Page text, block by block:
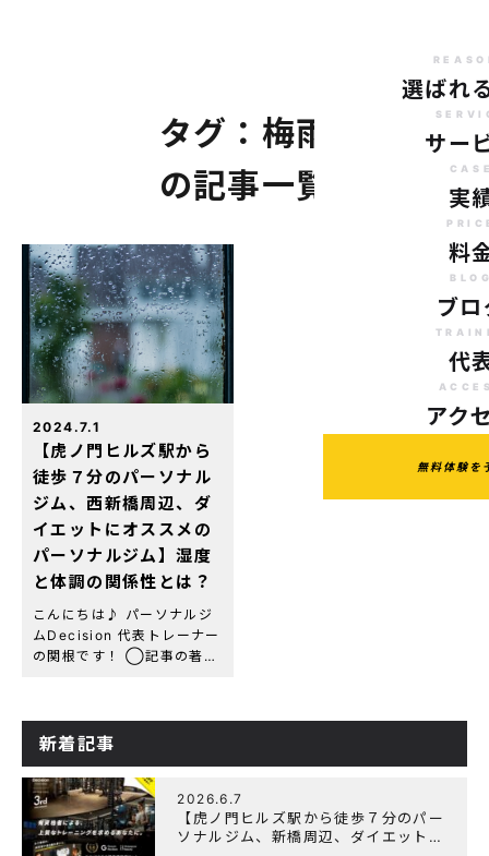
選ばれ
サー
実
料
ブロ
代
アク
無料体験を
タグ：梅雨
の記事一覧
2024.7.1
【虎ノ門ヒルズ駅から
徒歩７分のパーソナル
ジム、西新橋周辺、ダ
イエットにオススメの
パーソナルジム】湿度
と体調の関係性とは？
こんにちは♪ パーソナルジ
ムDecision 代表トレーナー
の関根です！ ◯記事の著者
Decision 代表トレーナー
資格・経歴：NESTA-
[…]
新着記事
2026.6.7
【虎ノ門ヒルズ駅から徒歩７分のパー
ソナルジム、新橋周辺、ダイエットに